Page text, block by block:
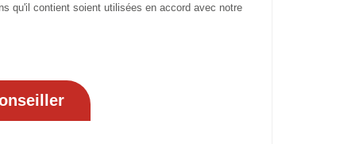
qu'il contient soient utilisées en accord avec notre